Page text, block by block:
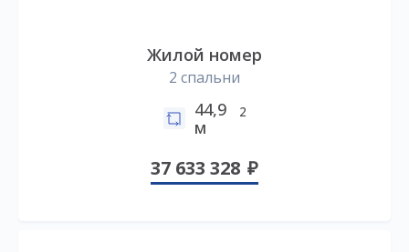
Жилой номер
2 спальни
44,9
м
2
37 633 328